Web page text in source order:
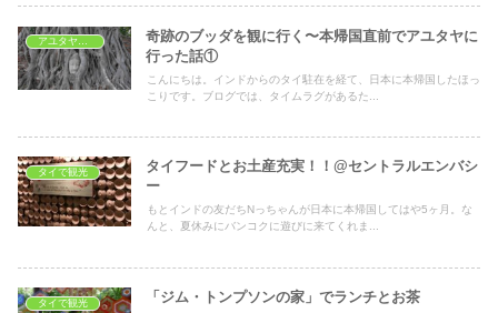
奇跡のブッダを観に行く〜本帰国直前でアユタヤに
行った話①
こんにちは。インドからのタイ駐在を経て、日本に本帰国したほっ
こりです。ブログでは、タイムラグがあるた...
タイで観光
タイフードとお土産充実！！@セントラルエンバシ
ー
もとインドの友だちNっちゃんが日本に本帰国してはや5ヶ月。な
んと、夏休みにバンコクに遊びに来てくれま...
タイで観光 「ジム・トンプソンの家」でランチとお茶